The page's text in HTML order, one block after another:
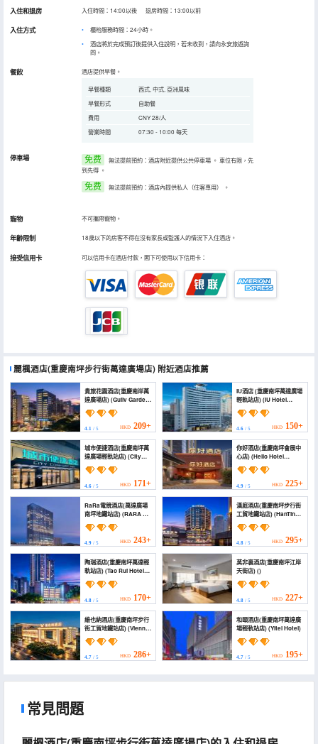
入住和退房 入住時間：14:00以後 退房時間：13:00以前
入住方式
櫃枱服務時間：24小時。
酒店將於完成預訂後提供入住說明，若未收到，請向永安旅遊詢
問。
餐飲 酒店提供早餐。
早餐種類
西式, 中式, 亞洲風味
早餐形式
自助餐
費用
CNY 28/人
營業時間
07:30 - 10:00 每天
停車場 免费 無法提前預約：酒店附近提供公共停車場 。 車位有限，先
到先得 。
免费 無法提前預約：酒店內提供私人（住客專用） 。
寵物 不可攜帶寵物。
年齡限制 18歲以下的房客不得在沒有家長或監護人的情況下入住酒店。
接受信用卡 可以信用卡在酒店付款，閣下可使用以下信用卡：
麗楓酒店(重慶南坪步行街萬達廣場店) 附近酒店推薦
貴旅花園酒店(重慶南岸萬
達廣場店) (Guilv Garden
Hotel (Chongqing
Nan'an Wanda Plaza))
4.1 / 5 HKD 209+
IU酒店 (重慶南坪萬達廣場
輕軌站店) (IU Hotel
(Chongqing Nanping
Wanda Plaza Light Rail
Station))
4.6/ 5 HKD 150+
城市便捷酒店(重慶南坪萬
達廣場輕軌站店) (City
Comfort Inn (Zhongqing
Nanping Wanda Plaza
Light Rail Station))
4.6 / 5 HKD 171+
你好酒店(重慶南坪會展中
心店) (Hello Hotel
(Chongqing Nanping
Convention and
Exhibition Center
Branch))
4.9/ 5 HKD 225+
RaRa電競酒店(萬達廣場
南坪地鐵站店) (RARA E-
sports Hotel)
4.9 / 5 HKD 243+
漢庭酒店(重慶南坪步行街
工貿地鐵站店) (HanTing
Hotel (Chongqing
Nanping Pedestrian
Street Gongmao
Subway Station))
4.8/ 5 HKD 295+
陶瑞酒店(重慶南坪萬達輕
軌站店) (Tao Rui Hotel
(Chongqing Nanping
Wanda Light Rail
4.8 / 5 HKD 170+
莫非裏酒店(重慶南坪江岸
天街店) ()
4.8/ 5 HKD 227+
維也納酒店(重慶南坪步行
街工貿地鐵站店) (Vienna
Hotel (Chongqing
Nanping Pedestrian
Street Gongmao Metro
Station Branch))
4.7 / 5 HKD 286+
和頤酒店(重慶南坪萬達廣
場輕軌站店) (Yitel Hotel)
4.7/ 5 HKD 195+
常見問題